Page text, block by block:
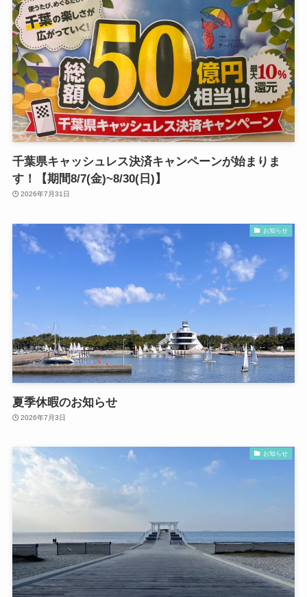
千葉県キャッシュレス決済キャンペーンが始まりま
す！【期間8/7(金)~8/30(日)】
2026年7月31日
お知らせ
夏季休暇のお知らせ
2026年7月3日
お知らせ